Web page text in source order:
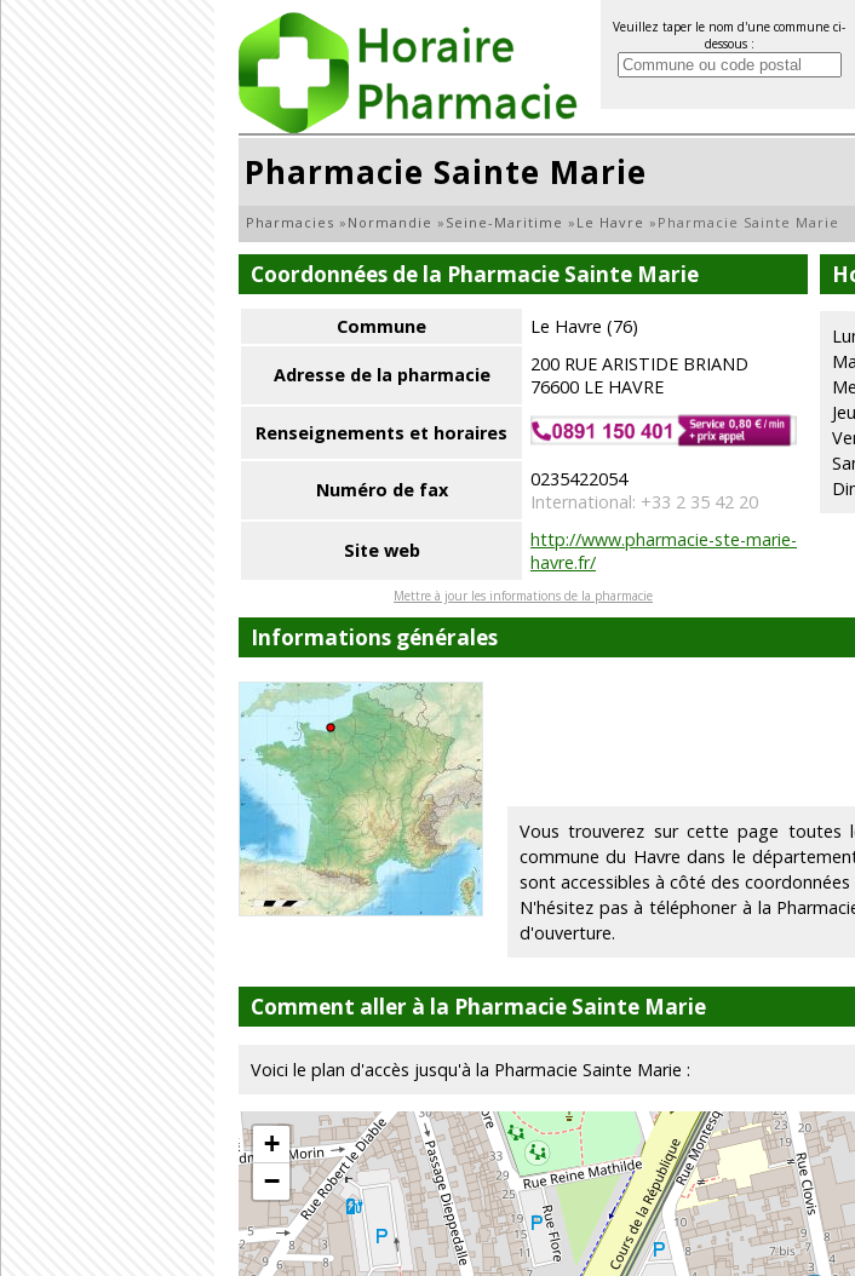
Veuillez taper le nom d'une commune ci-
dessous :
Pharmacie Sainte Marie
Pharmacies » Normandie » Seine-Maritime » Le Havre » Pharmacie Sainte Marie
Coordonnées de la Pharmacie Sainte Marie
Commune Le Havre (76)
Adresse de la pharmacie
200 RUE ARISTIDE BRIAND
76600 LE HAVRE
Renseignements et horaires
Numéro de fax
0235422054
International: +33 2 35 42 20
Site web
http://www.pharmacie-ste-marie-
havre.fr/
Mettre à jour les informations de la pharmacie
Informations générales
Vous trouverez sur cette page toutes
commune du Havre dans le
sont accessibles à côté des coordonnées
N'hésitez pas à téléphoner à la
d'ouverture.
Comment aller à la Pharmacie Sainte Marie
Voici le plan d'accès jusqu'à la Pharmacie Sainte Marie :
+
−